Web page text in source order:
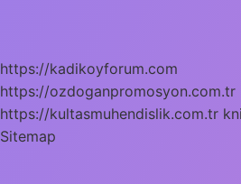
https://kadikoyforum.com
https://ozdoganpromosyon.com.tr
https://kultasmuhendislik.com.tr
Sitemap